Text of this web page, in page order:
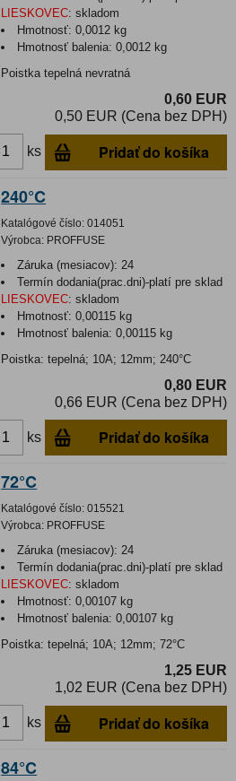
LIESKOVEC: skladom
Hmotnosť:0,0012 kg
Hmotnosť balenia:0,0012 kg
Poistka tepelná nevratná
0,60 EUR
0,50 EUR (Cena bez DPH)
ks Pridať do košíka
240°C
Katalógové číslo: 014051
Výrobca: PROFFUSE
Záruka (mesiacov): 24
Termín dodania(prac.dni)-platí pre sklad
LIESKOVEC: skladom
Hmotnosť:0,00115 kg
Hmotnosť balenia:0,00115 kg
Poistka: tepelná; 10A; 12mm; 240°C
0,80 EUR
0,66 EUR (Cena bez DPH)
ks Pridať do košíka
72°C
Katalógové číslo: 015521
Výrobca: PROFFUSE
Záruka (mesiacov): 24
Termín dodania(prac.dni)-platí pre sklad
LIESKOVEC: skladom
Hmotnosť:0,00107 kg
Hmotnosť balenia:0,00107 kg
Poistka: tepelná; 10A; 12mm; 72°C
1,25 EUR
1,02 EUR (Cena bez DPH)
ks Pridať do košíka
84°C